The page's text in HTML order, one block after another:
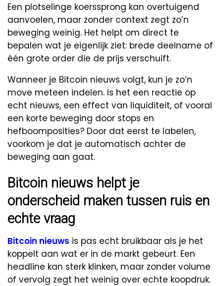
Een plotselinge koerssprong kan overtuigend
aanvoelen, maar zonder context zegt zo’n
beweging weinig. Het helpt om direct te
bepalen wat je eigenlijk ziet: brede deelname of
één grote order die de prijs verschuift.
Wanneer je Bitcoin nieuws volgt, kun je zo’n
move meteen indelen. Is het een reactie op
echt nieuws, een effect van liquiditeit, of vooral
een korte beweging door stops en
hefboomposities? Door dat eerst te labelen,
voorkom je dat je automatisch achter de
beweging aan gaat.
Bitcoin nieuws helpt je
onderscheid maken tussen ruis en
echte vraag
Bitcoin nieuws is pas echt bruikbaar als je het
koppelt aan wat er in de markt gebeurt. Een
headline kan sterk klinken, maar zonder volume
of vervolg zegt het weinig over echte koopdruk.